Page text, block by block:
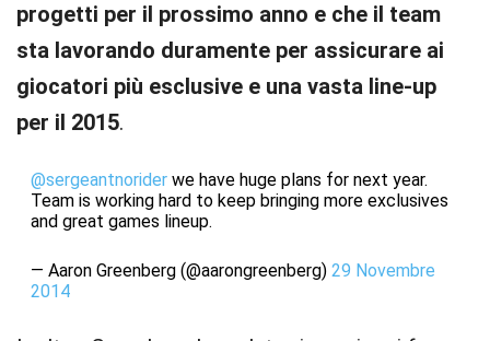
progetti per il prossimo anno e che il team
sta lavorando duramente per assicurare ai
giocatori più esclusive e una vasta line-up
per il 2015.
@sergeantnoriderwe have huge plans for next year.
Team is working hard to keep bringing more exclusives
and great games lineup.
— Aaron Greenberg (@aarongreenberg) 29 Novembre
2014